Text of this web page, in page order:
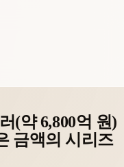
(약 6,800억 원)
금액의 시리즈